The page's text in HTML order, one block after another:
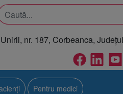
nr. 187, Corbeanca,
Pentru medici